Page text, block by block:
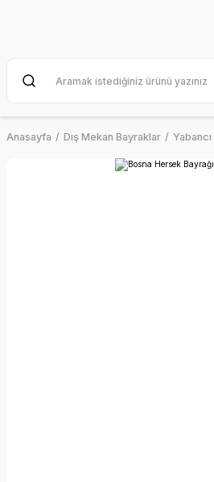
Anasayfa Dış Mekan Bayraklar